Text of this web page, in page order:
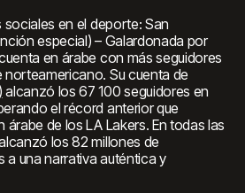
en el deporte: San
especial) – Galardonada por
en árabe con más seguidores
Su cuenta de
alcanzó los 67 100 seguidores en
el récord anterior que
de los LA Lakers. En todas las
los 82 millones de
a una narrativa auténtica y